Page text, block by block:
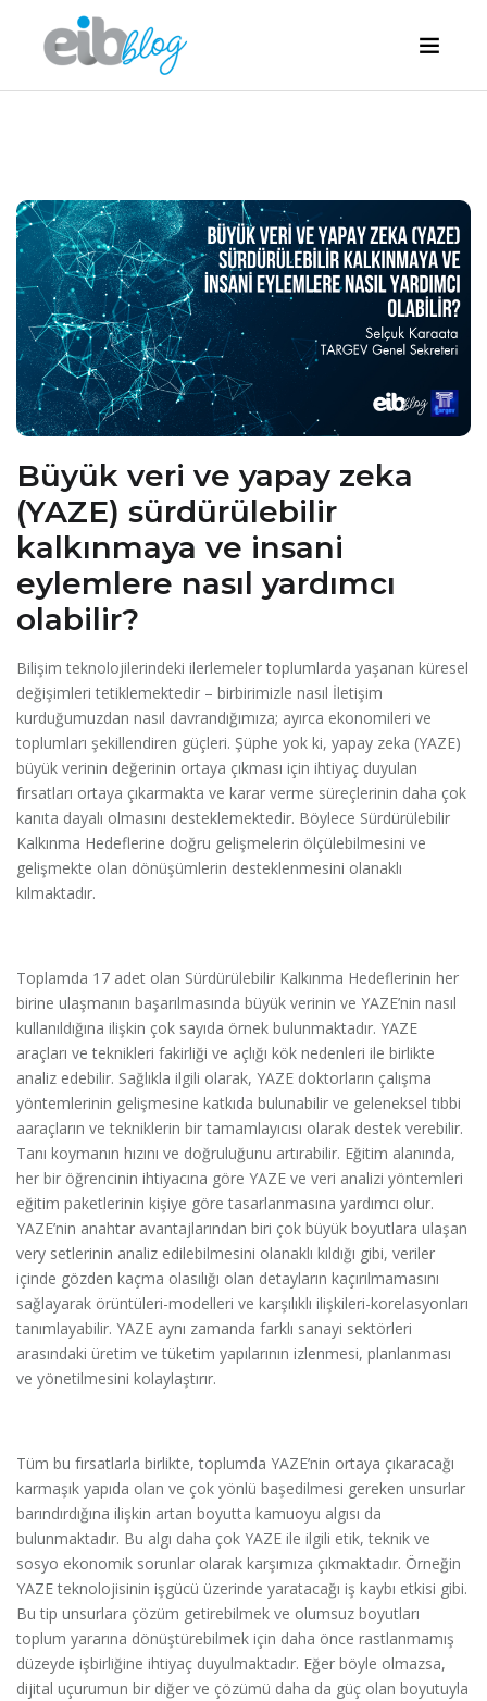
Büyük veri ve yapay zeka
(YAZE) sürdürülebilir
kalkınmaya ve insani
eylemlere nasıl yardımcı
olabilir?
Bilişim teknolojilerindeki ilerlemeler toplumlarda yaşanan küresel
değişimleri tetiklemektedir – birbirimizle nasıl İletişim
kurduğumuzdan nasıl davrandığımıza; ayırca ekonomileri ve
toplumları şekillendiren güçleri. Şüphe yok ki, yapay zeka (YAZE)
büyük verinin değerinin ortaya çıkması için ihtiyaç duyulan
fırsatları ortaya çıkarmakta ve karar verme süreçlerinin daha çok
kanıta dayalı olmasını desteklemektedir. Böylece Sürdürülebilir
Kalkınma Hedeflerine doğru gelişmelerin ölçülebilmesini ve
gelişmekte olan dönüşümlerin desteklenmesini olanaklı
kılmaktadır.
Toplamda 17 adet olan Sürdürülebilir Kalkınma Hedeflerinin her
birine ulaşmanın başarılmasında büyük verinin ve YAZE’nin nasıl
kullanıldığına ilişkin çok sayıda örnek bulunmaktadır. YAZE
araçları ve teknikleri fakirliği ve açlığı kök nedenleri ile birlikte
analiz edebilir. Sağlıkla ilgili olarak, YAZE doktorların çalışma
yöntemlerinin gelişmesine katkıda bulunabilir ve geleneksel tıbbi
aaraçların ve tekniklerin bir tamamlayıcısı olarak destek verebilir.
Tanı koymanın hızını ve doğruluğunu artırabilir. Eğitim alanında,
her bir öğrencinin ihtiyacına göre YAZE ve veri analizi yöntemleri
eğitim paketlerinin kişiye göre tasarlanmasına yardımcı olur.
YAZE’nin anahtar avantajlarından biri çok büyük boyutlara ulaşan
very setlerinin analiz edilebilmesini olanaklı kıldığı gibi, veriler
içinde gözden kaçma olasılığı olan detayların kaçırılmamasını
sağlayarak örüntüleri-modelleri ve karşılıklı ilişkileri-korelasyonları
tanımlayabilir. YAZE aynı zamanda farklı sanayi sektörleri
arasındaki üretim ve tüketim yapılarının izlenmesi, planlanması
ve yönetilmesini kolaylaştırır.
Tüm bu fırsatlarla birlikte, toplumda YAZE’nin ortaya çıkaracağı
karmaşık yapıda olan ve çok yönlü başedilmesi gereken unsurlar
barındırdığına ilişkin artan boyutta kamuoyu algısı da
bulunmaktadır. Bu algı daha çok YAZE ile ilgili etik, teknik ve
sosyo ekonomik sorunlar olarak karşımıza çıkmaktadır. Örneğin
YAZE teknolojisinin işgücü üzerinde yaratacağı iş kaybı etkisi gibi.
Bu tip unsurlara çözüm getirebilmek ve olumsuz boyutları
toplum yararına dönüştürebilmek için daha önce rastlanmamış
düzeyde işbirliğine ihtiyaç duyulmaktadır. Eğer böyle olmazsa,
dijital uçurumun bir diğer ve çözümü daha da güç olan boyutuyla